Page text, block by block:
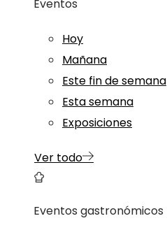
Eventos
Hoy
Mañana
Este fin de semana
Esta semana
Exposiciones
Ver todo
Eventos gastronómicos